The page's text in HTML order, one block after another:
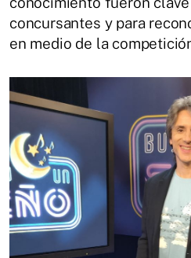
concursantes y para
en medio de la